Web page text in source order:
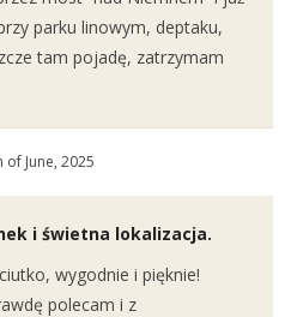
parku linowym, deptaku,
tam pojadę, zatrzymam
June, 2025
i świetna lokalizacja.
wygodnie i pięknie!
polecam i z